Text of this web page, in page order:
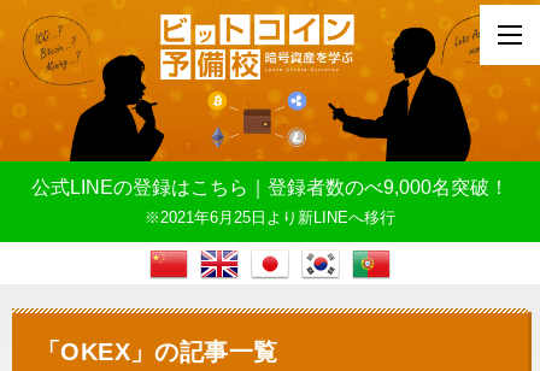
公式LINEの登録はこちら｜登録者数のべ9,000名突破！
※2021年6月25日より新LINEへ移行
「OKEX」の記事一覧